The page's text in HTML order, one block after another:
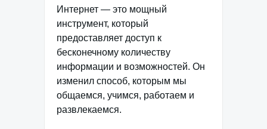
Интернет — это мощный
инструмент, который
предоставляет доступ к
бесконечному количеству
информации и возможностей. Он
изменил способ, которым мы
общаемся, учимся, работаем и
развлекаемся.